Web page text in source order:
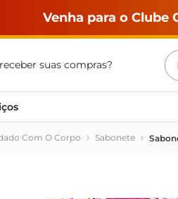
Venha para o Clube
suas compras?
Com O Corpo Sabonete